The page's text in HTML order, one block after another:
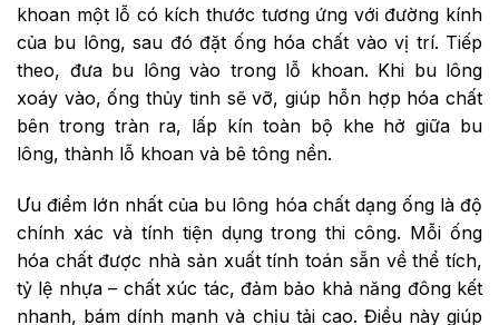
khoan một lỗ có kích thước tương ứng với đường kính
của bu lông, sau đó đặt ống hóa chất vào vị trí. Tiếp
theo, đưa bu lông vào trong lỗ khoan. Khi bu lông
xoáy vào, ống thủy tinh sẽ vỡ, giúp hỗn hợp hóa chất
bên trong tràn ra, lấp kín toàn bộ khe hở giữa bu
lông, thành lỗ khoan và bê tông nền.
Ưu điểm lớn nhất của bu lông hóa chất dạng ống là độ
chính xác và tính tiện dụng trong thi công. Mỗi ống
hóa chất được nhà sản xuất tính toán sẵn về thể tích,
tỷ lệ nhựa – chất xúc tác, đảm bảo khả năng đông kết
nhanh, bám dính mạnh và chịu tải cao. Điều này giúp